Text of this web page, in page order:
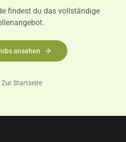
findest du das vollständige
ansehen
Startseite